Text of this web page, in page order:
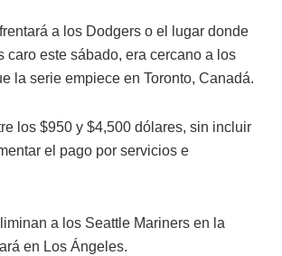
a los Dodgers o el lugar donde
este sábado, era cercano a los
la serie empiece en Toronto, Canadá.
los $950 y $4,500 dólares, sin incluir
el pago por servicios e
a los Seattle Mariners en la
en Los Ángeles.